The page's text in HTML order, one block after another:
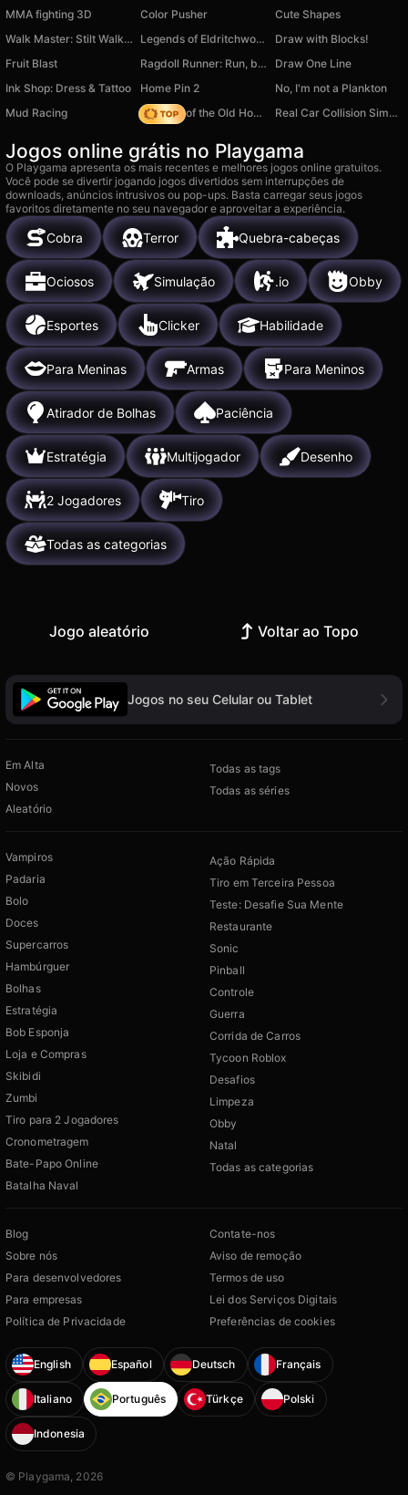
MMA fighting 3D Color Pusher
Cute Shapes
Walk Master: Stilt Walker
Legends of Eldritchwood
Draw with Blocks!
Fruit Blast
Ragdoll Runner: Run, but Don't Break!
Draw One Line
Ink Shop: Dress & Tattoo
Home Pin 2
No, I'm not a Plankton
Mud Racing
Mystery of the Old House: Hidden Objects Real Car Collision Simulator
Jogos online grátis no Playgama
O Playgama apresenta os mais recentes e melhores jogos online gratuitos.
Você pode se divertir jogando jogos divertidos sem interrupções de
downloads, anúncios intrusivos ou pop-ups. Basta carregar seus jogos
favoritos diretamente no seu navegador e aproveitar a experiência.
Cobra Terror Quebra-cabeças
Ociosos Simulação .io Obby
Esportes Clicker Habilidade
Para Meninas Armas Para Meninos
Atirador de Bolhas Paciência
Estratégia Multijogador Desenho
2 Jogadores Tiro
Todas as categorias
Jogo aleatório Voltar ao Topo
Jogos no seu Celular ou Tablet
Em Alta
Novos
Aleatório
Todas as tags
Todas as séries
Vampiros
Padaria
Bolo
Doces
Supercarros
Hambúrguer
Bolhas
Estratégia
Bob Esponja
Loja e Compras
Skibidi
Zumbi
Tiro para 2 Jogadores
Cronometragem
Bate-Papo Online
Batalha Naval
Ação Rápida
Tiro em Terceira Pessoa
Teste: Desafie Sua Mente
Restaurante
Sonic
Pinball
Controle
Guerra
Corrida de Carros
Tycoon Roblox
Desafios
Limpeza
Obby
Natal
Todas as categorias
Blog
Sobre nós
Para desenvolvedores
Para empresas
Política de Privacidade
Contate-nos
Aviso de remoção
Termos de uso
Lei dos Serviços Digitais
Preferências de cookies
English Español Deutsch Français
Italiano Português Türkçe Polski
Indonesia
© Playgama, 2026